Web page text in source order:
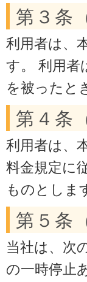
第３条
利用者は、
す。 利用者
を被ったと
第４条
利用者は、
料金規定に
ものとしま
第５条
当社は、次
の一時停止